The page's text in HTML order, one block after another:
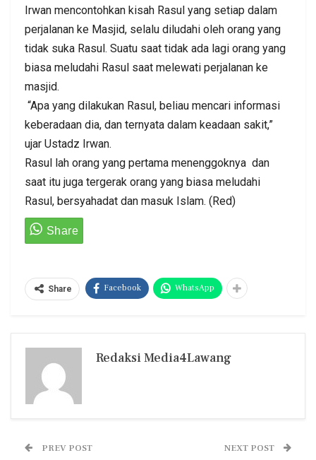
Irwan mencontohkan kisah Rasul yang setiap dalam
perjalanan ke Masjid, selalu diludahi oleh orang yang
tidak suka Rasul. Suatu saat tidak ada lagi orang yang
biasa meludahi Rasul saat melewati perjalanan ke
masjid.
“Apa yang dilakukan Rasul, beliau mencari informasi
keberadaan dia, dan ternyata dalam keadaan sakit,”
ujar Ustadz Irwan.
Rasul lah orang yang pertama menenggoknya dan
saat itu juga tergerak orang yang biasa meludahi
Rasul, bersyahadat dan masuk Islam. (Red)
Share Facebook WhatsApp
Redaksi Media4Lawang
PREV POST NEXT POST